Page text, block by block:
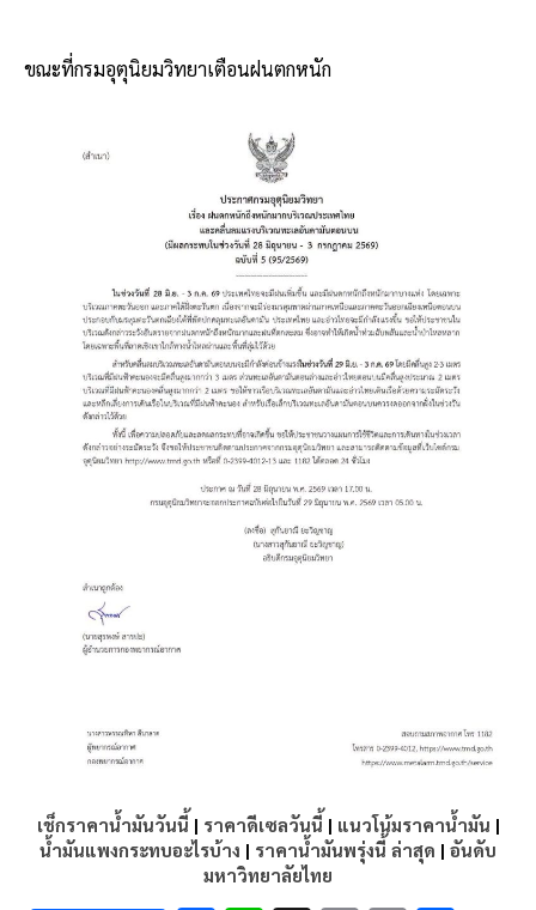
o
k
ขณะที่กรมอุตุนิยมวิทยาเตือนฝนตกหนัก
เช็กราคาน้ำมันวันนี้ | ราคาดีเซลวันนี้ | แนวโน้มราคาน้ำมัน |
น้ำมันแพงกระทบอะไรบ้าง | ราคาน้ำมันพรุ่งนี้ ล่าสุด | อันดับ
มหาวิทยาลัยไทย